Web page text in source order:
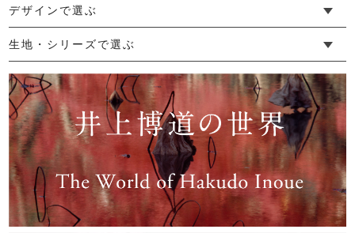
└ 新生活
└ 和装
└ 旅行
└ 快眠
└ お祝い
デザインで選ぶ
└ ゆったりデザイン
└ 小柄さんにおすすめデザイン
└ 袖付きデザイン
└ メンズ・ユニセックスデザイン
└ 暮らしの黒色特集
生地・シリーズで選ぶ
└ 手紬手織り麻
└ 先染め麻
└ からみ織
└ グレーズリネン
└ 綿麻帆布
└ リネンツイード
└ リネンハンプ
└ ざっくり麻
└ オーガニックの蚊帳
└ かやキノミシリーズ
└ ふちどりシリーズ
└ 花紋シリーズ
└ 小紋シリーズ
└ 華わびシリーズ
└ 波ステッチシリーズ
└ あゆみ鹿シリーズ
└ 森の鹿シリーズ
└ まほろばシリーズ
└ 刺し子渦シリーズ
└ 革の水玉シリーズ
└ 新ビオシリーズ